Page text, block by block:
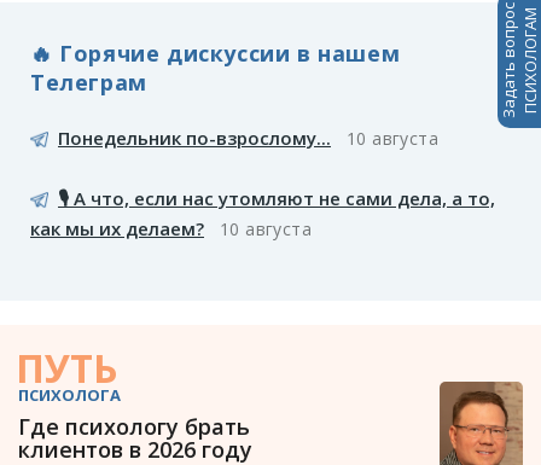
🔥 Горячие дискуссии в нашем
Телеграм
Понедельник по-взрослому... 10 августа
🎙️ А что, если нас утомляют не сами дела, а то,
как мы их делаем?
10 августа
ПУТЬ
ПСИХОЛОГА
Где психологу брать
клиентов в 2026 году
Задать вопросПСИХОЛОГАМ